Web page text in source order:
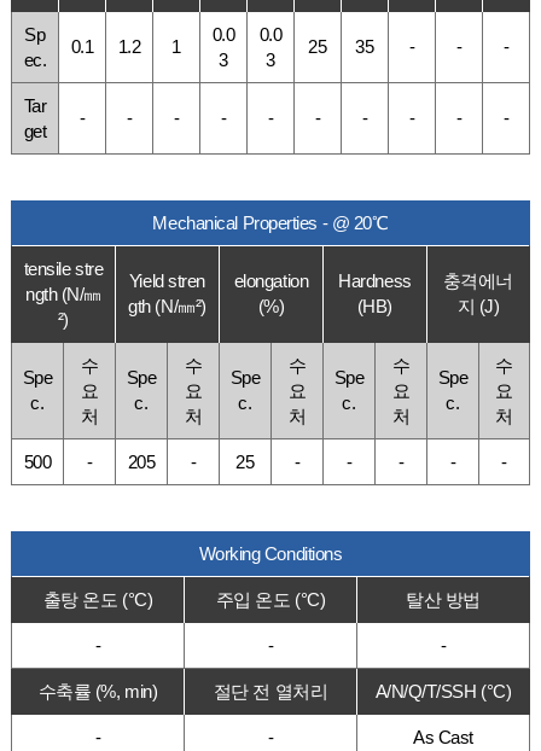
Sp
ec.
0.1 1.2 1
0.0
3
0.0
3
25 35 - - -
Tar
get
- - - - - - - - - -
Mechanical Properties - @ 20℃
tensile stre
ngth (N/㎜
²)
Yield stren
gth (N/㎜²)
elongation
(%)
Hardness
(HB)
충격에너
지 (J)
Spe
c.
수
요
처
Spe
c.
수
요
처
Spe
c.
수
요
처
Spe
c.
수
요
처
Spe
c.
수
요
처
500 - 205 - 25 - - - - -
Working Conditions
출탕 온도 (°C) 주입 온도 (°C) 탈산 방법
- - -
수축률 (%, min) 절단 전 열처리 A/N/Q/T/SSH (°C)
- - As Cast